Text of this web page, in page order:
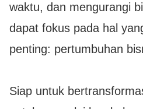
waktu, dan mengurangi
dapat fokus pada hal
penting: pertumbuhan
Siap untuk